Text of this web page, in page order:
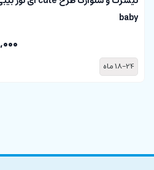
baby
18-24 ماه